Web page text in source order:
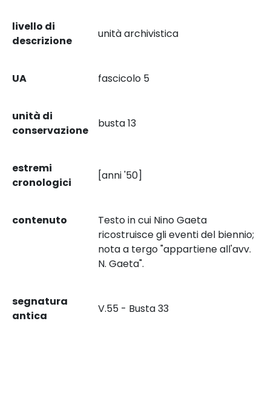
livello di
descrizione
unità archivistica
UA fascicolo 5
unità di
conservazione
busta 13
estremi
cronologici
[anni '50]
contenuto
Testo in cui Nino Gaeta
ricostruisce gli eventi del biennio;
nota a tergo "appartiene all'avv.
N. Gaeta".
segnatura
antica
V.55 - Busta 33